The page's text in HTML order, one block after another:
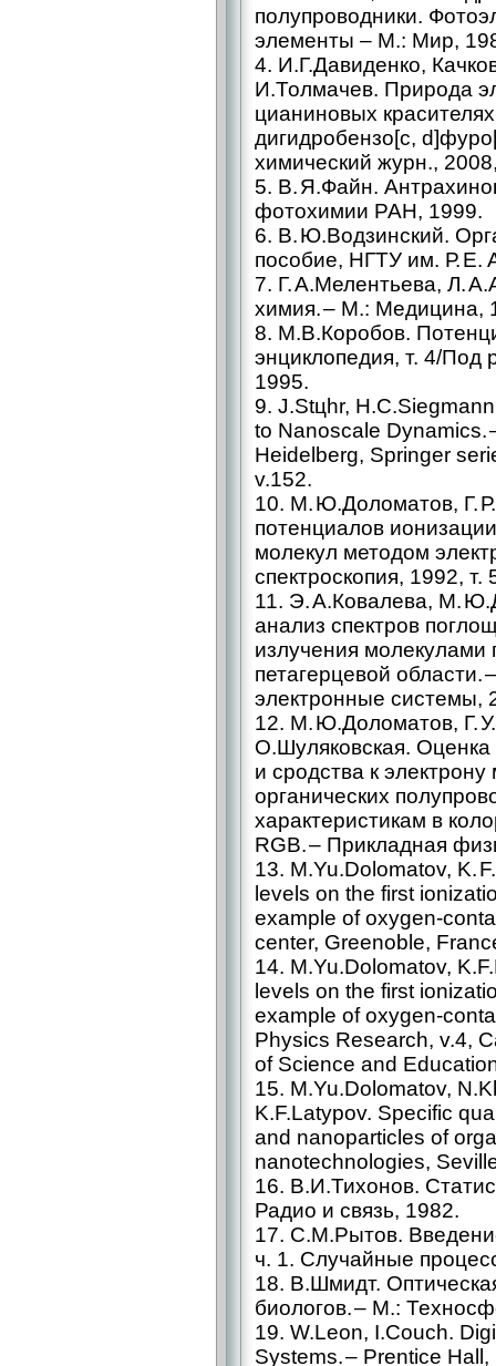
полупроводники.
элементы – М.: Мир,
4. И.Г.Давиденко,
И.Толмачев. Природа
цианиновых
дигидробензо[c,
химический журн.,
5. В. Я.Файн.
фотохимии РАН, 1999.
6. В. Ю.Водзинский.
пособие, НГТУ им. Р. Е.
7. Г. А.Мелентьева, Л.
химия. – М.: Медицина,
8. М.В.Коробов.
энциклопедия, т. 4/
1995.
9. J.Stцhr,
to Nanoscale Dynamics.
Heidelberg, Springer
v.152.
10. М. Ю.Доломатов, Г.
потенциалов
молекул методом
спектроскопия, 1992,
11. Э. А.Ковалева, М.
анализ спектров
излучения молекулами
петагерцевой
электронные системы,
12. М. Ю.Доломатов, Г.
О.Шуляковская.
и сродства к
органических
характеристикам в
RGB. – Прикладная
13. M.Yu.Dolomatov, K.
levels on the first
example of oxygen-
center, Greenoble,
14. M.Yu.Dolomatov,
levels on the first
example of oxygen-
Physics Research, v.4,
of Science and
15. M.Yu.Dolomatov,
K.F.Latypov. Specific
and nanoparticles of
nanotechnologies,
16. В.И.Тихонов.
Радио и связь, 1982.
17. С.M.Рытов.
ч. 1. Случайные
18. В.Шмидт.
биологов. – М.:
19. W.Leon, I.Couch.
Systems. – Prentice